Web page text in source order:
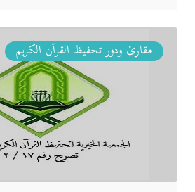
مقارئ ودور تحفيظ القرآن الكريم